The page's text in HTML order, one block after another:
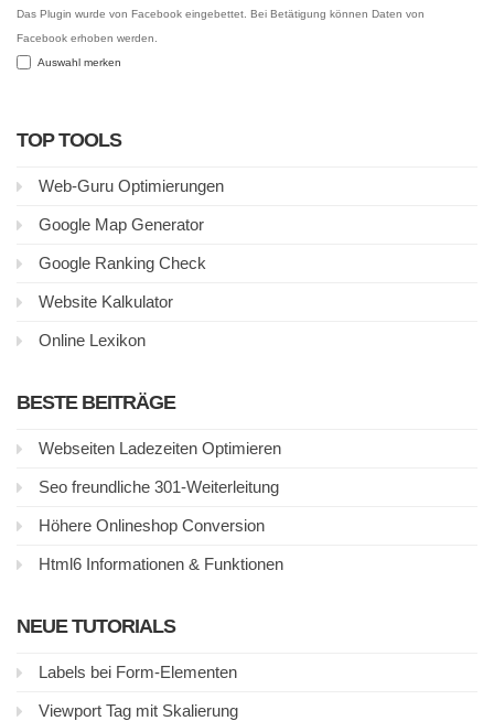
Das Plugin wurde von Facebook eingebettet. Bei Betätigung können Daten von
Facebook erhoben werden.
Auswahl merken
TOP TOOLS
Web-Guru Optimierungen
Google Map Generator
Google Ranking Check
Website Kalkulator
Online Lexikon
BESTE BEITRÄGE
Webseiten Ladezeiten Optimieren
Seo freundliche 301-Weiterleitung
Höhere Onlineshop Conversion
Html6 Informationen & Funktionen
NEUE TUTORIALS
Labels bei Form-Elementen
Viewport Tag mit Skalierung